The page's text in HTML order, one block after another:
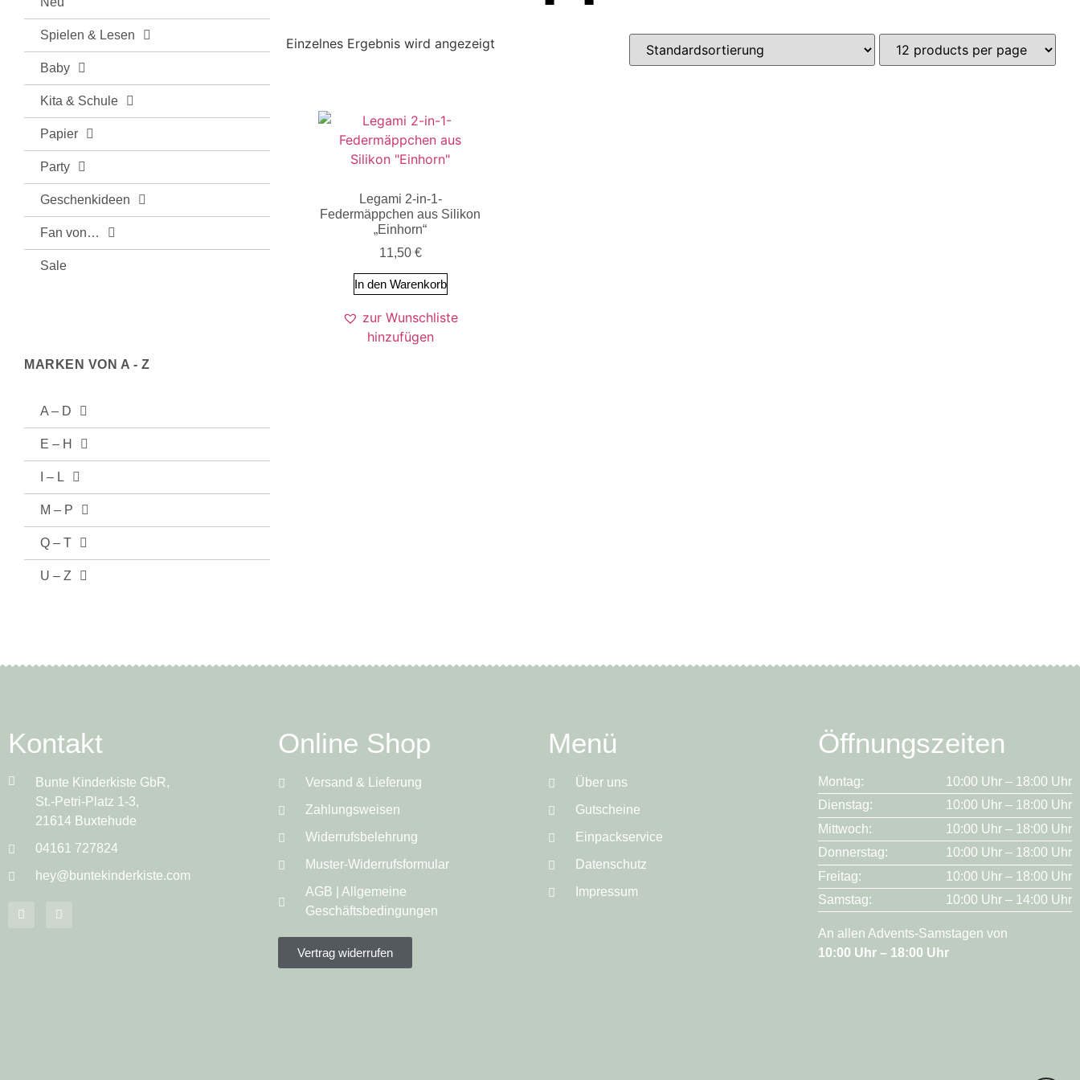
Spielen & Lesen
Baby
Kita & Schule
Papier
Party
Geschenkideen
Fan von…
Sale
MARKEN VON A - Z
A – D
E – H
I – L
M – P
Q – T
U – Z
Einzelnes Ergebnis wird angezeigt
Legami 2-in-1-
Federmäppchen aus Silikon
„Einhorn“
11,50 €
In den Warenkorb
zur Wunschliste
hinzufügen
Kontakt
Bunte Kinderkiste GbR,
St.-Petri-Platz 1-3,
21614 Buxtehude
04161 727824
hey@buntekinderkiste.com
Online Shop
Versand & Lieferung
Zahlungsweisen
Widerrufsbelehrung
Muster-Widerrufsformular
AGB | Allgemeine
Geschäftsbedingungen
Vertrag widerrufen
Menü
Über uns
Gutscheine
Einpackservice
Datenschutz
Impressum
Öffnungszeiten
Montag:
10:00 Uhr – 18:00 Uhr
Dienstag:
10:00 Uhr – 18:00 Uhr
Mittwoch:
10:00 Uhr – 18:00 Uhr
Donnerstag:
10:00 Uhr – 18:00 Uhr
Freitag:
10:00 Uhr – 18:00 Uhr
Samstag:
10:00 Uhr – 14:00 Uhr
An allen Advents-Samstagen von
10:00 Uhr – 18:00 Uhr